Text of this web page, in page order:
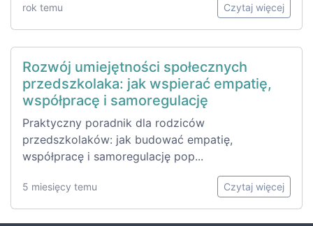
rok temu Czytaj więcej
Rozwój umiejętności społecznych
przedszkolaka: jak wspierać empatię,
współpracę i samoregulację
Praktyczny poradnik dla rodziców
przedszkolaków: jak budować empatię,
współpracę i samoregulację pop...
5 miesięcy temu Czytaj więcej